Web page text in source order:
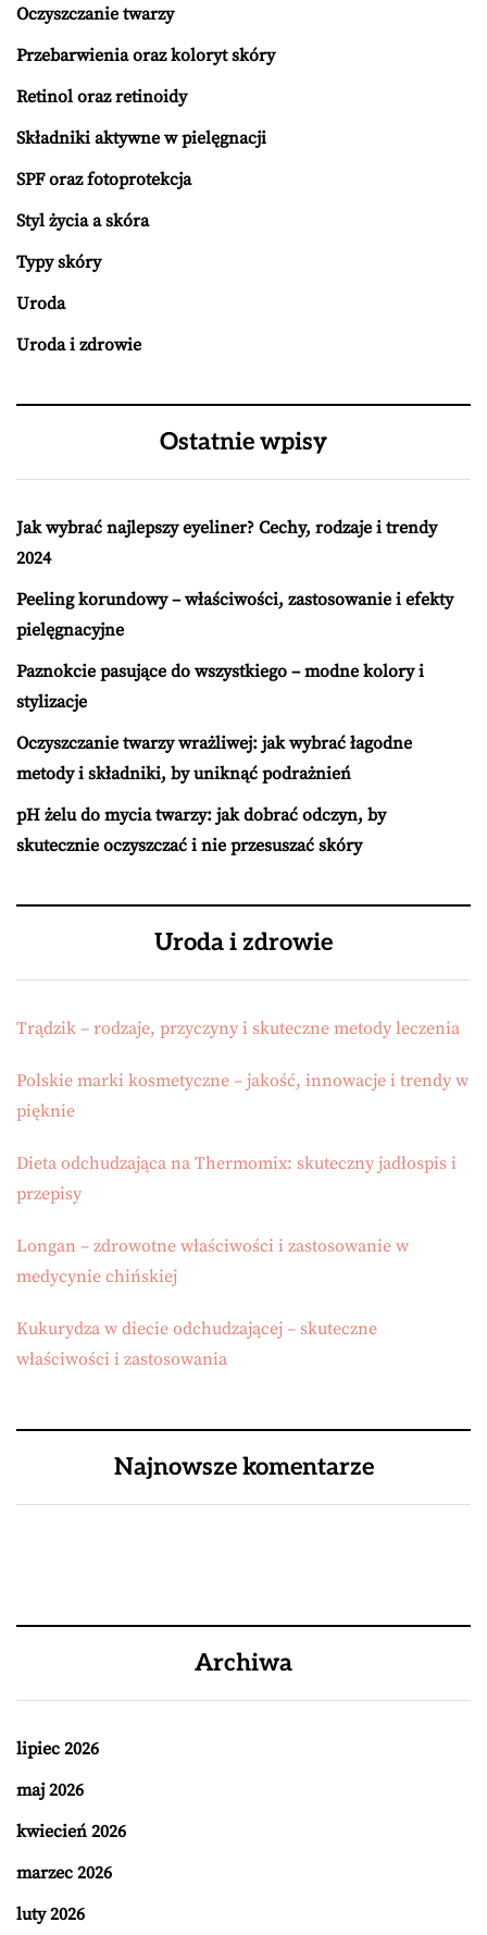
Oczyszczanie twarzy
Przebarwienia oraz koloryt skóry
Retinol oraz retinoidy
Składniki aktywne w pielęgnacji
SPF oraz fotoprotekcja
Styl życia a skóra
Typy skóry
Uroda
Uroda i zdrowie
Ostatnie wpisy
Jak wybrać najlepszy eyeliner? Cechy, rodzaje i trendy
2024
Peeling korundowy – właściwości, zastosowanie i efekty
pielęgnacyjne
Paznokcie pasujące do wszystkiego – modne kolory i
stylizacje
Oczyszczanie twarzy wrażliwej: jak wybrać łagodne
metody i składniki, by uniknąć podrażnień
pH żelu do mycia twarzy: jak dobrać odczyn, by
skutecznie oczyszczać i nie przesuszać skóry
Uroda i zdrowie
Trądzik – rodzaje, przyczyny i skuteczne metody leczenia
Polskie marki kosmetyczne – jakość, innowacje i trendy w
pięknie
Dieta odchudzająca na Thermomix: skuteczny jadłospis i
przepisy
Longan – zdrowotne właściwości i zastosowanie w
medycynie chińskiej
Kukurydza w diecie odchudzającej – skuteczne
właściwości i zastosowania
Najnowsze komentarze
Archiwa
lipiec 2026
maj 2026
kwiecień 2026
marzec 2026
luty 2026